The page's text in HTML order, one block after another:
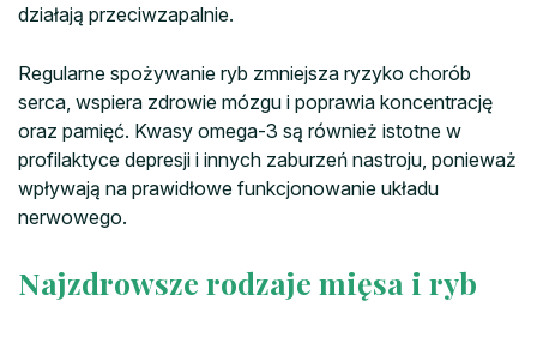
działają przeciwzapalnie.
Regularne spożywanie ryb zmniejsza ryzyko chorób
serca, wspiera zdrowie mózgu i poprawia koncentrację
oraz pamięć. Kwasy omega-3 są również istotne w
profilaktyce depresji i innych zaburzeń nastroju, ponieważ
wpływają na prawidłowe funkcjonowanie układu
nerwowego.
Najzdrowsze rodzaje mięsa i ryb